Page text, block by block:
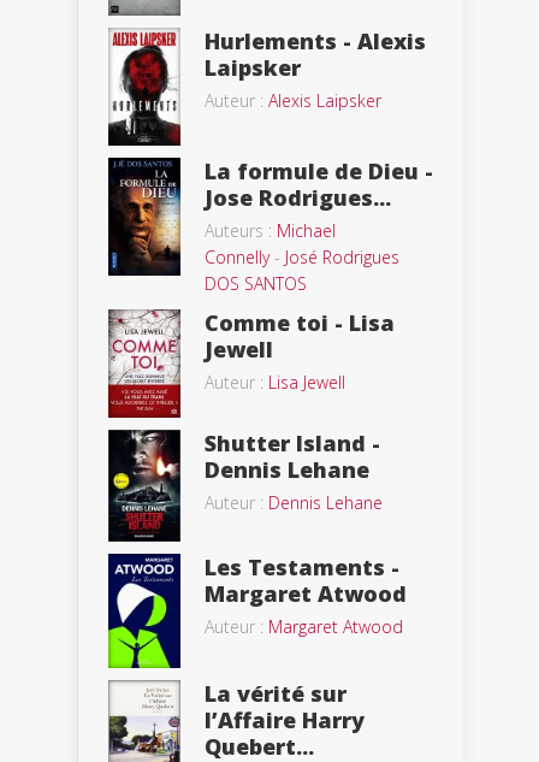
Hurlements - Alexis
Laipsker
Auteur : Alexis Laipsker
La formule de Dieu -
Jose Rodrigues...
Auteurs : Michael
Connelly- José Rodrigues
DOS SANTOS
Comme toi - Lisa
Jewell
Auteur : Lisa Jewell
Shutter Island -
Dennis Lehane
Auteur : Dennis Lehane
Les Testaments -
Margaret Atwood
Auteur : Margaret Atwood
La vérité sur
l’Affaire Harry
Quebert...